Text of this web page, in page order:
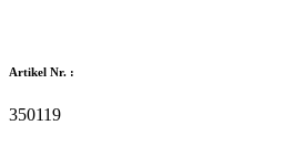
Artikel Nr. :
350119